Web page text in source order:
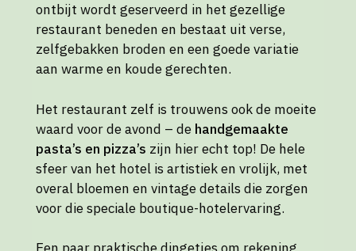
ontbijt wordt geserveerd in het gezellige
restaurant beneden en bestaat uit verse,
zelfgebakken broden en een goede variatie
aan warme en koude gerechten.
Het restaurant zelf is trouwens ook de moeite
waard voor de avond – de handgemaakte
pasta’s en pizza’s zijn hier echt top! De hele
sfeer van het hotel is artistiek en vrolijk, met
overal bloemen en vintage details die zorgen
voor die speciale boutique-hotelervaring.